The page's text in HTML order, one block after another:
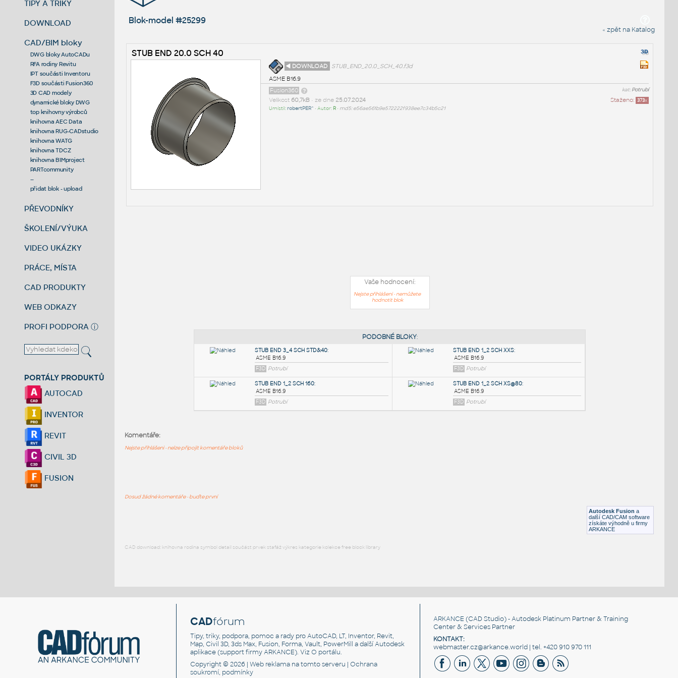
TIPY A TRIKY
DOWNLOAD
CAD/BIM bloky
DWG bloky AutoCADu
RFA rodiny Revitu
IPT součásti Inventoru
F3D součásti Fusion360
3D CAD modely
dynamické bloky DWG
top knihovny výrobců
knihovna AEC Data
knihovna RUG-CADstudio
knihovna WATG
knihovna TDCZ
knihovna BIMproject
PARTcommunity
--
přidat blok - upload
PŘEVODNÍKY
ŠKOLENÍ/VÝUKA
VIDEO UKÁZKY
PRÁCE, MÍSTA
CAD PRODUKTY
WEB ODKAZY
PROFI PODPORA ⓘ
PORTÁLY PRODUKTŮ
AUTOCAD
INVENTOR
REVIT
CIVIL 3D
FUSION
Blok-model #25299
« zpět na Katalog
STUB END 20.0 SCH 40
◄ DOWNLOAD
STUB_END_20.0_SCH_40.f3d
ASME B16.9
kat:Potrubí
Fusion360
Staženo: 373x
Velikost 60,7kB• ze dne 25.07.2024
Umístil:robertPER^ • Autor: R• md5: e56ae561b9e572222f938ee7c34b5c21
Vaše hodnocení:
Nejste přihlášeni - nemůžete
hodnotit blok
Autodesk Fusion a
další CAD/CAM software
získáte výhodně u firmy
ARKANCE
Komentáře:
Nejste přihlášeni - nelze připojit komentáře bloků
Dosud žádné komentáře - buďte první
CAD download: knihovna rodina symbol detail součást prvek stafáž výkres kategorie kolekce free block library
CADfórum
Tipy, triky, podpora, pomoc a rady pro AutoCAD, LT, Inventor, Revit,
Map, Civil 3D, 3ds Max, Fusion, Forma, Vault, PowerMill a další Autodesk
aplikace (support firmy ARKANCE). VizO portálu.
Copyright © 2026 |Web reklama na tomto serveru |Ochrana
soukromí, podmínky
ARKANCE (CAD Studio) - Autodesk Platinum Partner & Training
Center & Services Partner
KONTAKT:
webmaster.cz@arkance.world | tel. +420 910 970 111